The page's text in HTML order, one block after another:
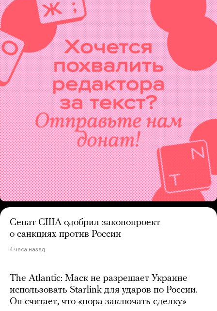
Сенат США одобрил законопроект
о санкциях против России
4 часа назад
The Atlantic: Маск не разрешает Украине
использовать Starlink для ударов по России.
Он считает, что «пора заключать сделку»